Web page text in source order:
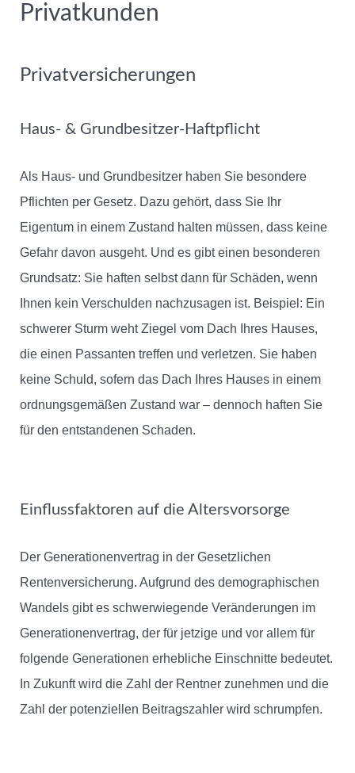
Privatkunden
Privatversicherungen
Haus- & Grundbesitzer-Haftpflicht
Als Haus- und Grundbesitzer haben Sie besondere
Pflichten per Gesetz. Dazu gehört, dass Sie Ihr
Eigentum in einem Zustand halten müssen, dass keine
Gefahr davon ausgeht. Und es gibt einen besonderen
Grundsatz: Sie haften selbst dann für Schäden, wenn
Ihnen kein Verschulden nachzusagen ist. Beispiel: Ein
schwerer Sturm weht Ziegel vom Dach Ihres Hauses,
die einen Passanten treffen und verletzen. Sie haben
keine Schuld, sofern das Dach Ihres Hauses in einem
ordnungsgemäßen Zustand war – dennoch haften Sie
für den entstandenen Schaden.
Einflussfaktoren auf die Altersvorsorge
Der Generationenvertrag in der Gesetzlichen
Rentenversicherung. Aufgrund des demographischen
Wandels gibt es schwerwiegende Veränderungen im
Generationenvertrag, der für jetzige und vor allem für
folgende Generationen erhebliche Einschnitte bedeutet.
In Zukunft wird die Zahl der Rentner zunehmen und die
Zahl der potenziellen Beitragszahler wird schrumpfen.